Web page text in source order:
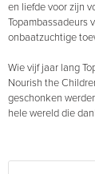
en liefde voor zijn
Topambassadeurs
onbaatzuchtige
Wie vijf jaar lang
Nourish the
geschonken
hele wereld die